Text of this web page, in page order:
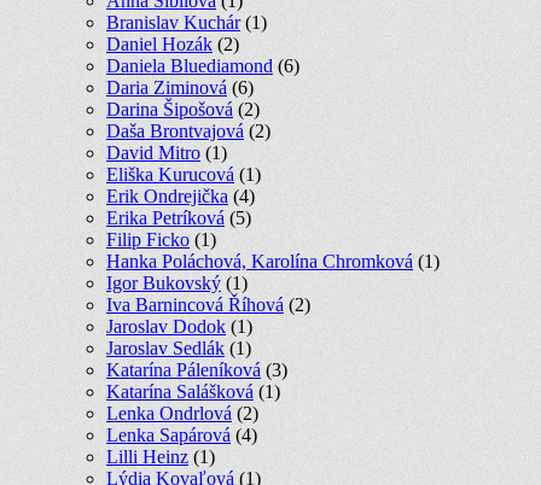
Branislav Kuchár(1)
Daniel Hozák (2)
Daniela Bluediamond (6)
Daria Ziminová (6)
Darina Šipošová (2)
Daša Brontvajová (2)
David Mitro (1)
Eliška Kurucová (1)
Erik Ondrejička (4)
Erika Petríková (5)
Filip Ficko (1)
Hanka Poláchová, Karolína Chromková (1)
Igor Bukovský (1)
Iva Barnincová Říhová (2)
Jaroslav Dodok (1)
Jaroslav Sedlák (1)
Katarína Páleníková (3)
Katarína Salášková (1)
Lenka Ondrlová (2)
Lenka Sapárová (4)
Lilli Heinz (1)
Lýdia Kovaľová (1)